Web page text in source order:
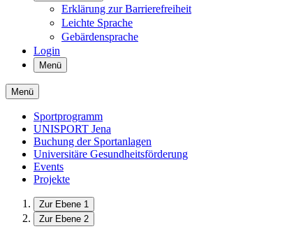
Erklärung zur Barrierefreiheit
Leichte Sprache
Gebärdensprache
Login
Menü
Menü
Sportprogramm
UNISPORT Jena
Buchung der Sportanlagen
Universitäre Gesundheitsförderung
Events
Projekte
Zur Ebene 1
Zur Ebene 2